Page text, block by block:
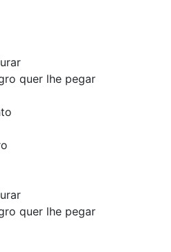
quer lhe pegar
quer lhe pegar